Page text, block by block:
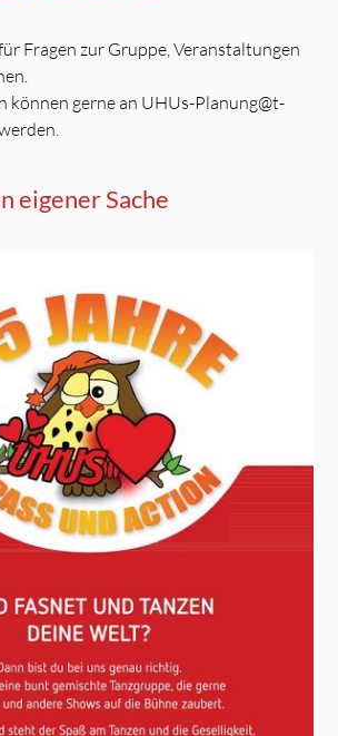
Fragen zur Gruppe, Veranstaltungen
können gerne an UHUs-Planung@t-
eigener Sache